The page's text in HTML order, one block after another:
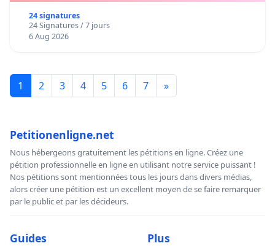
24 signatures
24 Signatures / 7 jours
6 Aug 2026
1 2 3 4 5 6 7 »
Petitionenligne.net
Nous hébergeons gratuitement les pétitions en ligne. Créez une
pétition professionnelle en ligne en utilisant notre service puissant !
Nos pétitions sont mentionnées tous les jours dans divers médias,
alors créer une pétition est un excellent moyen de se faire remarquer
par le public et par les décideurs.
Guides Plus